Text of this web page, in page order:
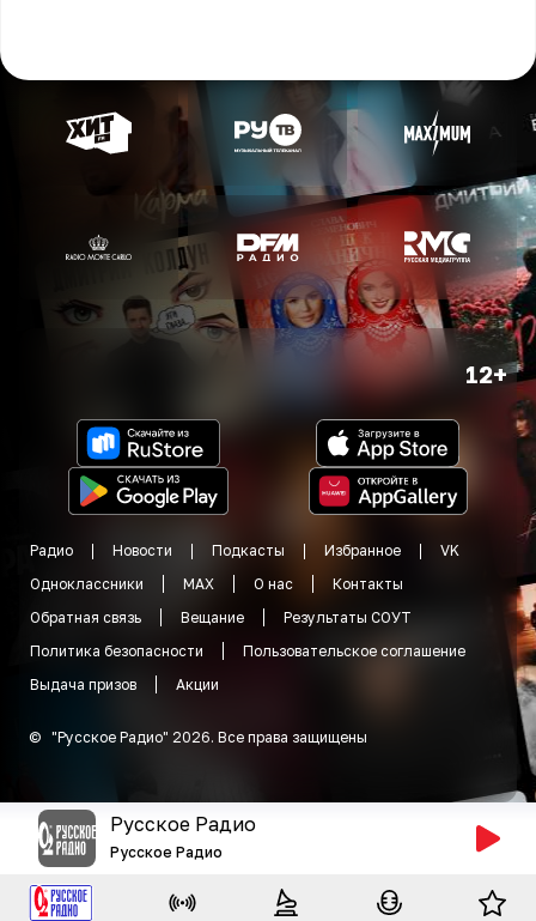
12+
Радио Новости Подкасты Избранное
VK
Одноклассники
MAX О нас
Контакты
Обратная связь
Вещание
Результаты СОУТ
Политика безопасности
Пользовательское соглашение
Выдача призов
Акции
© "Русское Радио" 2026. Все права защищены
Русское Радио
Русское Радио